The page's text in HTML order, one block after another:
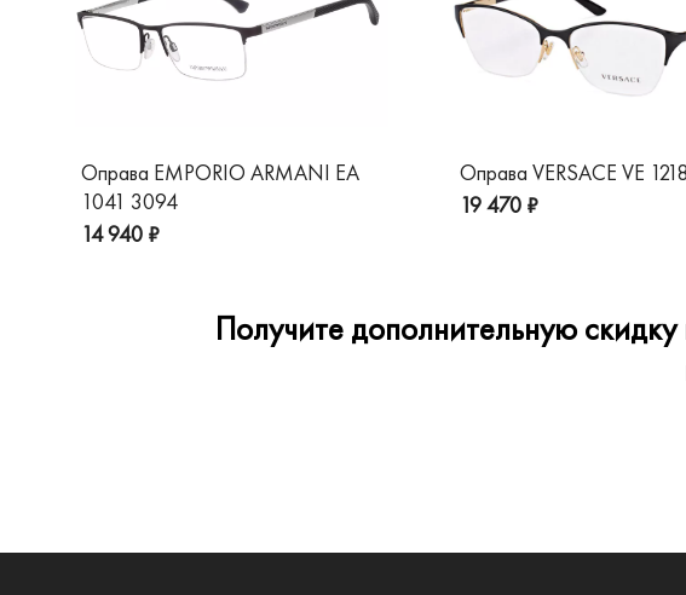
Оправа EMPORIO ARMANI EA
1041 3094
14 940 ₽
Оправа VERSACE VE
19 470 ₽
Получите дополнительную